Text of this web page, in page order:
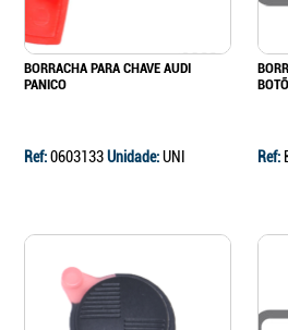
BORRACHA PARA CHAVE AUDI
PANICO
Ref:0603133Unidade:UNI Ref: